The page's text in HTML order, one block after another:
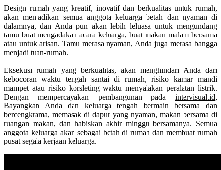
Design rumah yang kreatif, inovatif dan berkualitas untuk rumah,
akan menjadikan semua anggota keluarga betah dan nyaman di
dalamnya, dan Anda pun akan lebih leluasa untuk mengundang
tamu buat mengadakan acara keluarga, buat makan malam bersama
atau untuk arisan. Tamu merasa nyaman, Anda juga merasa bangga
menjadi tuan-rumah.
Eksekusi rumah yang berkualitas, akan menghindari Anda dari
kebocoran waktu tengah santai di rumah, risiko kamar mandi
mampet atau risiko korsleting waktu menyalakan peralatan listrik.
Dengan mempercayakan pembangunan pada intervisual.id,
Bayangkan Anda dan keluarga tengah bermain bersama dan
bercengkrama, memasak di dapur yang nyaman, makan bersama di
ruangan makan, dan habiskan akhir minggu bersamanya. Semua
anggota keluarga akan sebagai betah di rumah dan membuat rumah
pusat segala kerjaan keluarga.